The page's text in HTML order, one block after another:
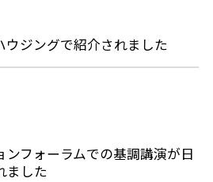
ジングで紹介されました
ンフォーラムでの基調講演が日
ました